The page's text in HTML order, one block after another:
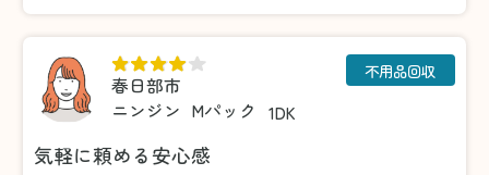
春日部市
ニンジン Mパック 1DK
不用品回収
気軽に頼める安心感